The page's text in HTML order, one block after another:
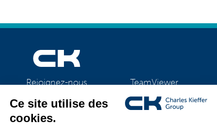
Rejoignez-nous TeamViewer
CK Support Mac / PC